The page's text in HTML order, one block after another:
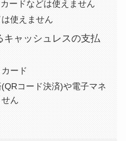
ードなどは使えません
使えません
キャッシュレスの支払
ード
コード決済)や電子マネ
ん